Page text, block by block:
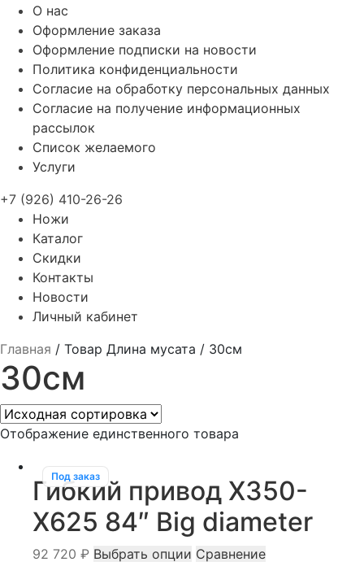
О нас
Оформление заказа
Оформление подписки на новости
Политика конфиденциальности
Согласие на обработку персональных данных
Согласие на получение информационных
рассылок
Список желаемого
Услуги
+7 (926) 410-26-26
Ножи
Каталог
Скидки
Контакты
Новости
Личный кабинет
Главная / Товар Длина мусата / 30см
30см
Отображение единственного товара
Под заказ
Гибкий привод X350-
X625 84″ Big diameter
92 720 ₽ Выбрать опции Этот
Сравнение